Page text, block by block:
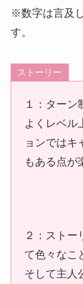
※数字は言及
す。
ストーリー
１：ターン
よくレベル
ョンではキ
もある点が
２：ストー
て色々なこ
そして主人